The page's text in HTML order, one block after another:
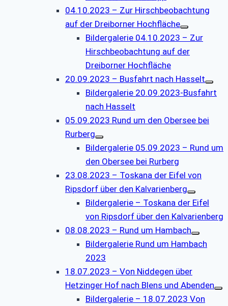
04.10.2023 – Zur Hirschbeobachtung
auf der Dreiborner Hochfläche
Bildergalerie 04.10.2023 – Zur
Hirschbeobachtung auf der
Dreiborner Hochfläche
20.09.2023 – Busfahrt nach Hasselt
Bildergalerie 20.09.2023-Busfahrt
nach Hasselt
05.09.2023 Rund um den Obersee bei
Rurberg
Bildergalerie 05.09.2023 – Rund um
den Obersee bei Rurberg
23.08.2023 – Toskana der Eifel von
Ripsdorf über den Kalvarienberg
Bildergalerie – Toskana der Eifel
von Ripsdorf über den Kalvarienberg
08.08.2023 – Rund um Hambach
Bildergalerie Rund um Hambach
2023
18.07.2023 – Von Niddegen über
Hetzinger Hof nach Blens und Abenden
Bildergalerie – 18.07.2023 Von